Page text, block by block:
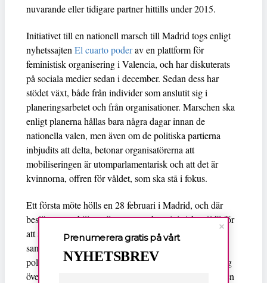
nuvarande eller tidigare partner hittills under 2015.
Initiativet till en nationell marsch till Madrid togs enligt
nyhetssajten El cuarto poderav en plattform för
feministisk organisering i Valencia, och har diskuterats
på sociala medier sedan i december. Sedan dess har
stödet växt, både från individer som anslutit sig i
planeringsarbetet och från organisationer. Marschen ska
enligt planerna hållas bara några dagar innan de
nationella valen, men även om de politiska partierna
inbjudits att delta, betonar organisatörerna att
mobiliseringen är utomparlamentarisk och att det är
kvinnorna, offren för våldet, som ska stå i fokus.
Ett första möte hölls en 28 februari i Madrid, och där
beslöts att mobilisera ”mot manschauvinistiskt våld” för
att synliggöra avskyn mot det genusrelaterade våldet,
samt kräva seriösa och definitiva åtaganden av de
politiska krafterna. Målsättningen är att skapa en statlig
överenskommelse som sammanfattar och säkerställer en
Prenumerera gratis på vårt
NYHETSBREV